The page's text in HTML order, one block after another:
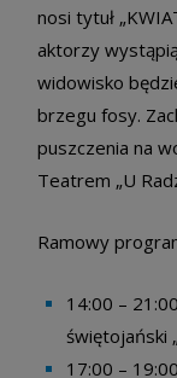
nosi tytuł
aktorzy
widowisko
brzegu fosy.
puszczenia na
Teatrem „U
Ramowy
14:00 –
świętojański
17:00 –